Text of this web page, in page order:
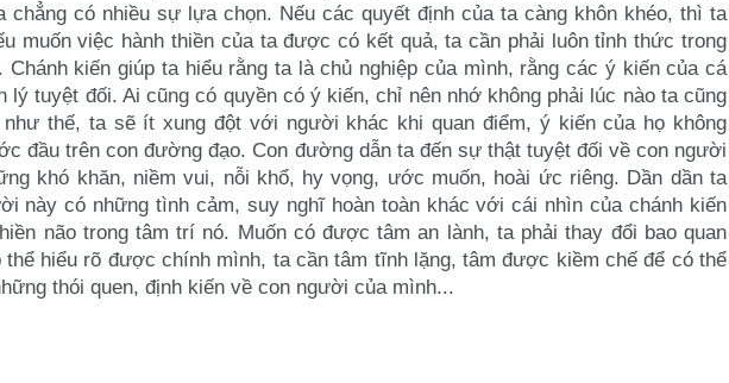
chẳng có nhiều sự lựa chọn. Nếu các quyết định của ta càng khôn khéo, thì ta
muốnviệc hành thiền của ta được có kết quả, ta cần phải luôn tỉnh thức trong
Chánh kiến giúp ta hiểu rằng ta là chủ nghiệp của mình, rằng các ý kiến của cá
lý tuyệt đối. Ai cũngcó quyền có ý kiến, chỉ nên nhớ không phải lúc nào ta cũng
thế, ta sẽ ít xung đột với người khác khi quan điểm, ý kiến của họ không
đầu trên con đường đạo. Con đường dẫn ta đến sự thật tuyệt đối về con người
khó khăn, niềm vui, nỗi khổ, hy vọng, ước muốn, hoài ức riêng. Dần dần ta
này có những tình cảm, suy nghĩ hoàn toàn khác vớicái nhìn của chánh kiến
não trong tâm trí nó. Muốn có được tâm an lành, ta phải thay đổi bao quan
thể hiểu rõ được chính mình, ta cần tâm tĩnh lặng, tâm được kiềm chế để có thể
thói quen, định kiến về con người của mình...